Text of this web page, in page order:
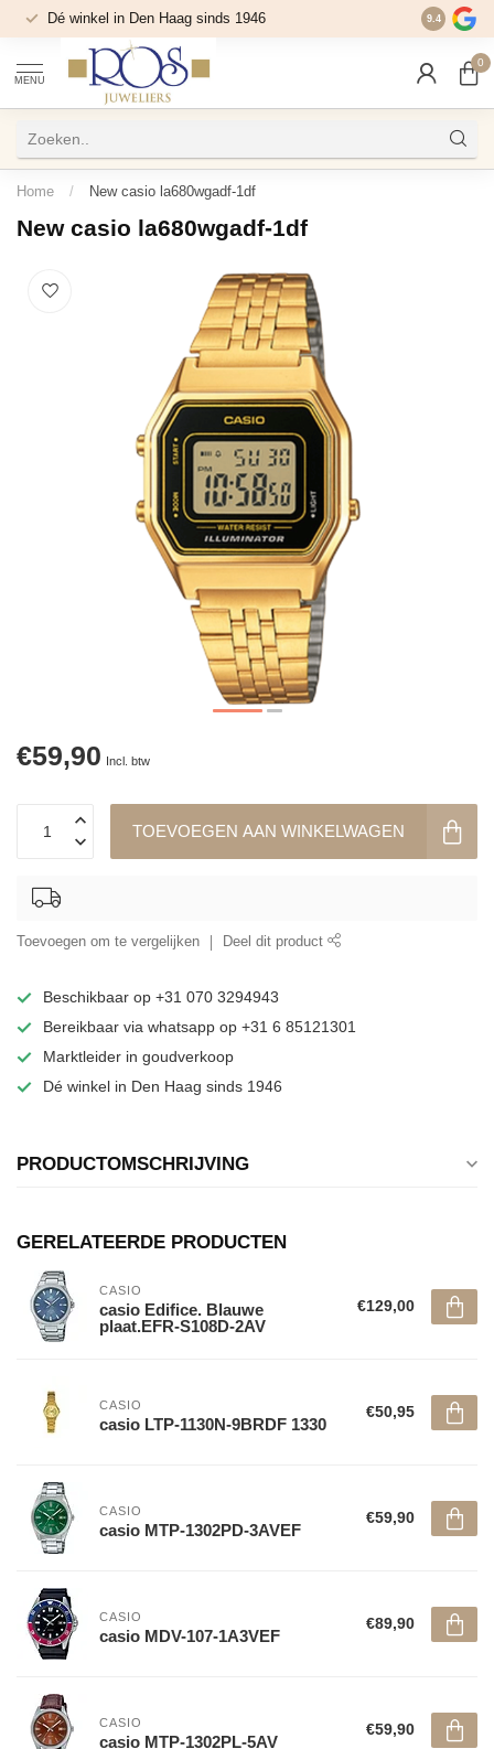
Dé winkel in Den Haag sinds 1946 9.4
MENU
0
Home / New casio la680wgadf-1df
New casio la680wgadf-1df
€59,90 Incl. btw
TOEVOEGEN AAN WINKELWAGEN
Toevoegen om te vergelijken Deel dit product
Beschikbaar op +31 070 3294943
Bereikbaar via whatsapp op +31 6 85121301
Marktleider in goudverkoop
Dé winkel in Den Haag sinds 1946
PRODUCTOMSCHRIJVING
GERELATEERDE PRODUCTEN
CASIO
casio Edifice. Blauwe
plaat.EFR-S108D-2AV
€129,00
CASIO
casio LTP-1130N-9BRDF 1330
€50,95
CASIO
casio MTP-1302PD-3AVEF
€59,90
CASIO
casio MDV-107-1A3VEF
€89,90
CASIO
casio MTP-1302PL-5AV
€59,90